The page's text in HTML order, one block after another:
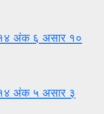
१४ अंक ६ असार १०
१४ अंक ५ असार ३